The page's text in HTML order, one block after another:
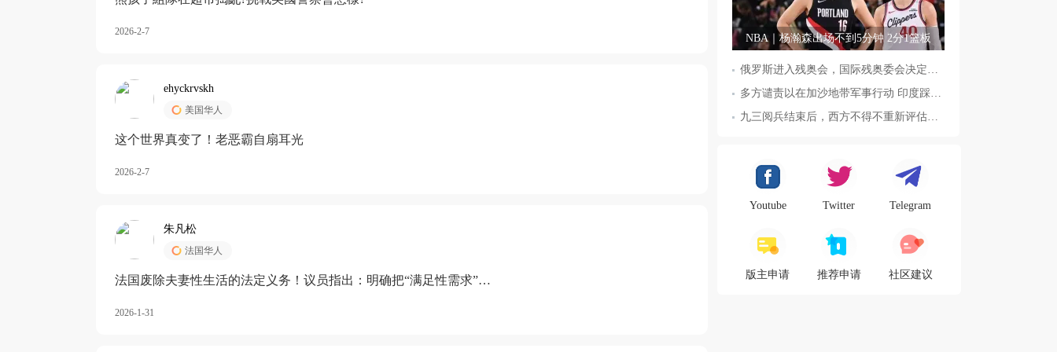
2026-2-7
ehyckrvskh
美国华人
这个世界真变了！老恶霸自扇耳光
2026-2-7
朱凡松
法国华人
法国废除夫妻性生活的法定义务！议员指出：明确把“满足性需求”排
2026-1-31
NBA｜杨瀚森出场不到5分钟 2分1篮板
Youtube Twitter Telegram
版主申请 推荐申请 社区建议